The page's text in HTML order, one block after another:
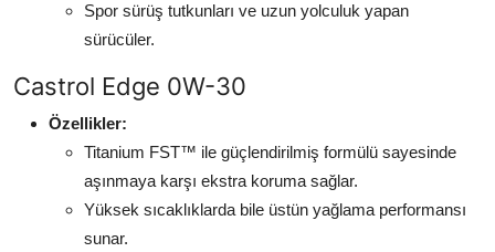
Spor sürüş tutkunları ve uzun yolculuk yapan
sürücüler.
Castrol Edge 0W-30
Özellikler:
Titanium FST™ ile güçlendirilmiş formülü sayesinde
aşınmaya karşı ekstra koruma sağlar.
Yüksek sıcaklıklarda bile üstün yağlama performansı
sunar.